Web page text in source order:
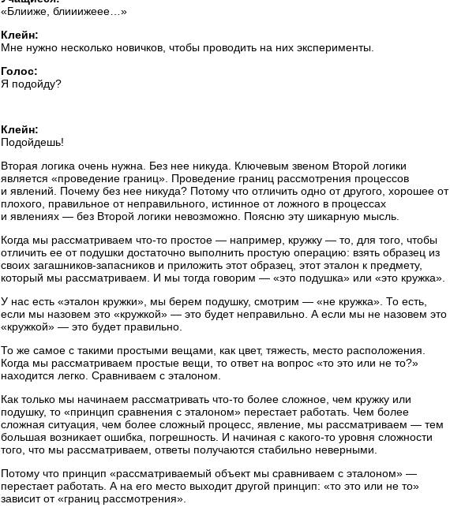
«Блииже, блииижеее…»
Клейн:
Мне нужно несколько новичков, чтобы проводить на них эксперименты.
Голос:
Я подойду?
Клейн:
Подойдешь!
Вторая логика очень нужна. Без нее никуда. Ключевым звеном Второй логики
является «проведение границ». Проведение границ рассмотрения процессов
и явлений. Почему без нее никуда? Потому что отличить одно от другого, хорошее от
плохого, правильное от неправильного, истинное от ложного в процессах
и явлениях — без Второй логики невозможно. Поясню эту шикарную мысль.
Когда мы рассматриваем что-то простое — например, кружку — то, для того, чтобы
отличить ее от подушки достаточно выполнить простую операцию: взять образец из
своих загашников-запасников и приложить этот образец, этот эталон к предмету,
который мы рассматриваем. И мы тогда говорим — «это подушка» или «это кружка».
У нас есть «эталон кружки», мы берем подушку, смотрим — «не кружка». То есть,
если мы назовем это «кружкой» — это будет неправильно. А если мы не назовем это
«кружкой» — это будет правильно.
То же самое с такими простыми вещами, как цвет, тяжесть, место расположения.
Когда мы рассматриваем простые вещи, то ответ на вопрос «то это или не то?»
находится легко. Сравниваем с эталоном.
Как только мы начинаем рассматривать что-то более сложное, чем кружку или
подушку, то «принцип сравнения с эталоном» перестает работать. Чем более
сложная ситуация, чем более сложный процесс, явление, мы рассматриваем — тем
большая возникает ошибка, погрешность. И начиная с какого-то уровня сложности
того, что мы рассматриваем, ответы получаются стабильно неверными.
Потому что принцип «рассматриваемый объект мы сравниваем с эталоном» —
перестает работать. А на его место выходит другой принцип: «то это или не то»
зависит от «границ рассмотрения».